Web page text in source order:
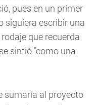
pues en un primer
siguiera escribir una
que recuerda
sintió "como una
sumaría al proyecto